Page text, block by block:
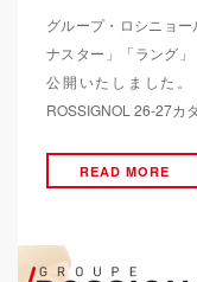
グループ・ロシニョ
ナスター」「ラング
公開いたしました
ROSSIGNOL 26-27カ
READ MORE